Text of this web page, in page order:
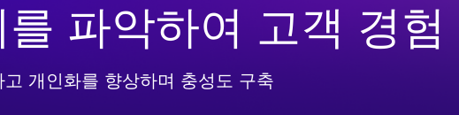
파악하여 고객 경험
개인화를 향상하며 충성도 구축